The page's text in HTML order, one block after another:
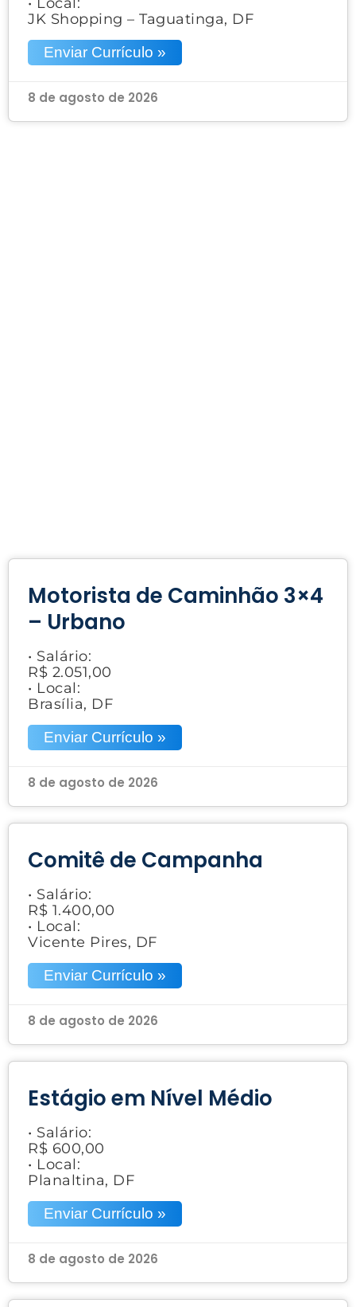
JK Shopping – Taguatinga, DF
Enviar Currículo »
8 de agosto de 2026
Motorista de Caminhão 3×4
– Urbano
• Salário:
R$ 2.051,00
• Local:
Brasília, DF
Enviar Currículo »
8 de agosto de 2026
Comitê de Campanha
• Salário:
R$ 1.400,00
• Local:
Vicente Pires, DF
Enviar Currículo »
8 de agosto de 2026
Estágio em Nível Médio
• Salário:
R$ 600,00
• Local:
Planaltina, DF
Enviar Currículo »
8 de agosto de 2026